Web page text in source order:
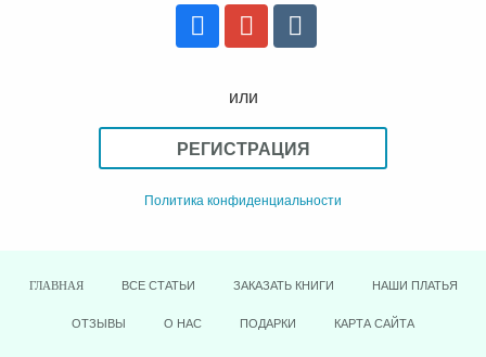
или
РЕГИСТРАЦИЯ
Политика конфиденциальности
ГЛАВНАЯ ВСЕ СТАТЬИ ЗАКАЗАТЬ КНИГИ НАШИ ПЛАТЬЯ
ОТЗЫВЫ О НАС ПОДАРКИ КАРТА САЙТА